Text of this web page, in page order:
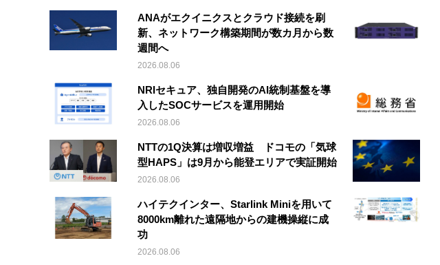
ANAがエクイニクスとクラウド接続を刷
新、ネットワーク構築期間が数カ月から数
週間へ
2026.08.06
NRIセキュア、独自開発のAI統制基盤を導
入したSOCサービスを運用開始
2026.08.06
NTTの1Q決算は増収増益 ドコモの「気球
型HAPS」は9月から能登エリアで実証開始
2026.08.06
ハイテクインター、Starlink Miniを用いて
8000km離れた遠隔地からの建機操縦に成
功
2026.08.06